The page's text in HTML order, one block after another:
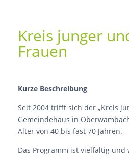
Kreis junger
Frauen
Kurze Beschreibung
Seit 2004 trifft sich der „Kreis
Gemeindehaus in
Alter von 40 bis fast 70 Jahren.
Das Programm ist vielfältig